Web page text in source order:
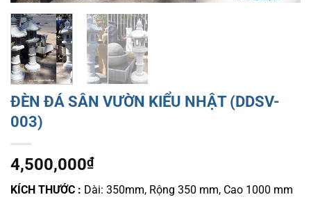
ĐÈN ĐÁ SÂN VƯỜN KIỂU NHẬT (DDSV-
003)
4,500,000₫
KÍCH THƯỚC : Dài: 350mm, Rộng 350 mm, Cao 1000 mm